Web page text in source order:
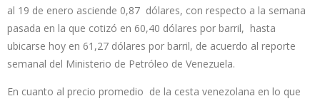
al 19 de enero asciende 0,87 dólares, con respecto a la semana
pasada en la que cotizó en 60,40 dólares por barril, hasta
ubicarse hoy en 61,27 dólares por barril, de acuerdo al reporte
semanal del Ministerio de Petróleo de Venezuela.
En cuanto al precio promedio de la cesta venezolana en lo que